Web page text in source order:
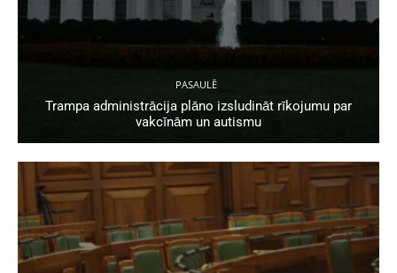
PASAULĒ
Trampa administrācija plāno izsludināt rīkojumu par
vakcīnām un autismu